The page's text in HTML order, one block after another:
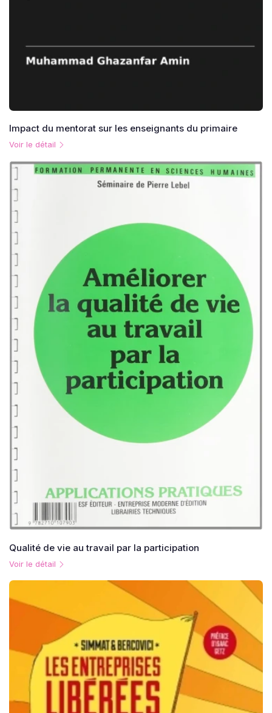
Impact du mentorat sur les enseignants du primaire
Voir le détail
Qualité de vie au travail par la participation
Voir le détail